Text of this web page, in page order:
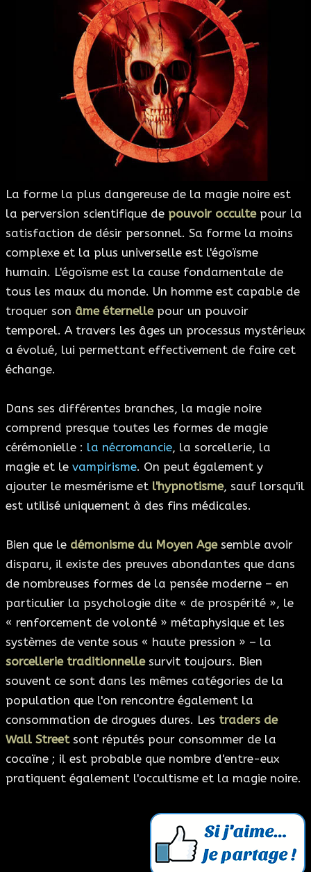
La forme la plus dangereuse de la magie noire est
la perversion scientifique de pouvoir occultepour la
satisfaction de désir personnel. Sa forme la moins
complexe et la plus universelle est l'égoïsme
humain. L'égoïsme est la cause fondamentale de
tous les maux du monde. Un homme est capable de
troquer son âme éternellepour un pouvoir
temporel. A travers les âges un processus mystérieux
a évolué, lui permettant effectivement de faire cet
échange.
Dans ses différentes branches, la magie noire
comprend presque toutes les formes de magie
cérémonielle : la nécromancie, la sorcellerie, la
magie et le vampirisme. On peut également y
ajouter le mesmérisme et l'hypnotisme, sauf lorsqu'il
est utilisé uniquement à des fins médicales.
Bien que le démonisme du Moyen Agesemble avoir
disparu, il existe des preuves abondantes que dans
de nombreuses formes de la pensée moderne – en
particulier la psychologie dite « de prospérité », le
« renforcement de volonté » métaphysique et les
systèmes de vente sous « haute pression » – la
sorcellerie traditionnellesurvit toujours. Bien
souvent ce sont dans les mêmes catégories de la
population que l'on rencontre également la
consommation de drogues dures. Les traders de
Wall Streetsont réputés pour consommer de la
cocaïne ; il est probable que nombre d'entre-eux
pratiquent également l'occultisme et la magie noire.